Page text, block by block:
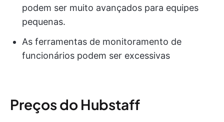
podem ser muito avançados para equipes
pequenas.
As ferramentas de monitoramento de
funcionários podem ser excessivas
Preços do Hubstaff